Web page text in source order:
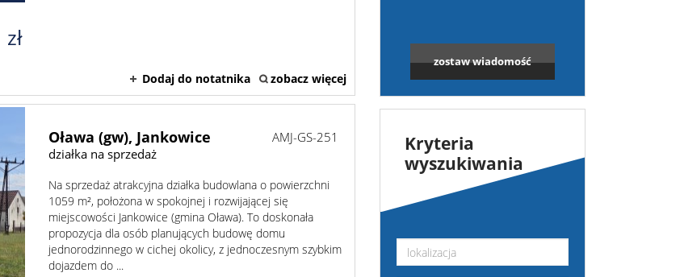
zł
Dodaj do notatnika zobacz więcej
Oława (gw), Jankowice
działka na sprzedaż
AMJ-GS-251
Na sprzedaż atrakcyjna działka budowlana o powierzchni
1059 m², położona w spokojnej i rozwijającej się
miejscowości Jankowice (gmina Oława). To doskonała
propozycja dla osób planujących budowę domu
jednorodzinnego w cichej okolicy, z jednoczesnym szybkim
dojazdem do ...
zostaw wiadomość
Kryteria
wyszukiwania